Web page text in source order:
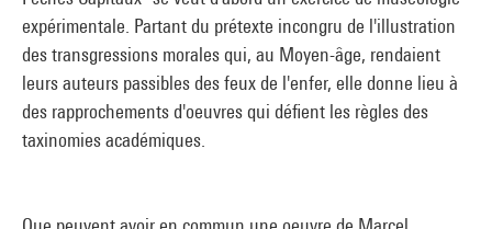
expérimentale. Partant du prétexte incongru de l'illustration
des transgressions morales qui, au Moyen-âge, rendaient
leurs auteurs passibles des feux de l'enfer, elle donne lieu à
des rapprochements d'oeuvres qui défient les règles des
taxinomies académiques.